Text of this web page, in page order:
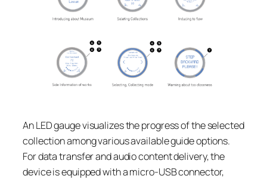
An LED gauge visualizes the progress of the selected
collection among various available guide options.
For data transfer and audio content delivery, the
device is equipped with a micro-USB connector,